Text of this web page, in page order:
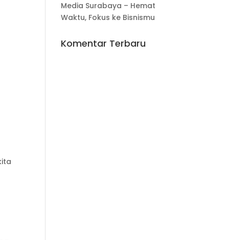
Media Surabaya – Hemat
Waktu, Fokus ke Bisnismu
Komentar Terbaru